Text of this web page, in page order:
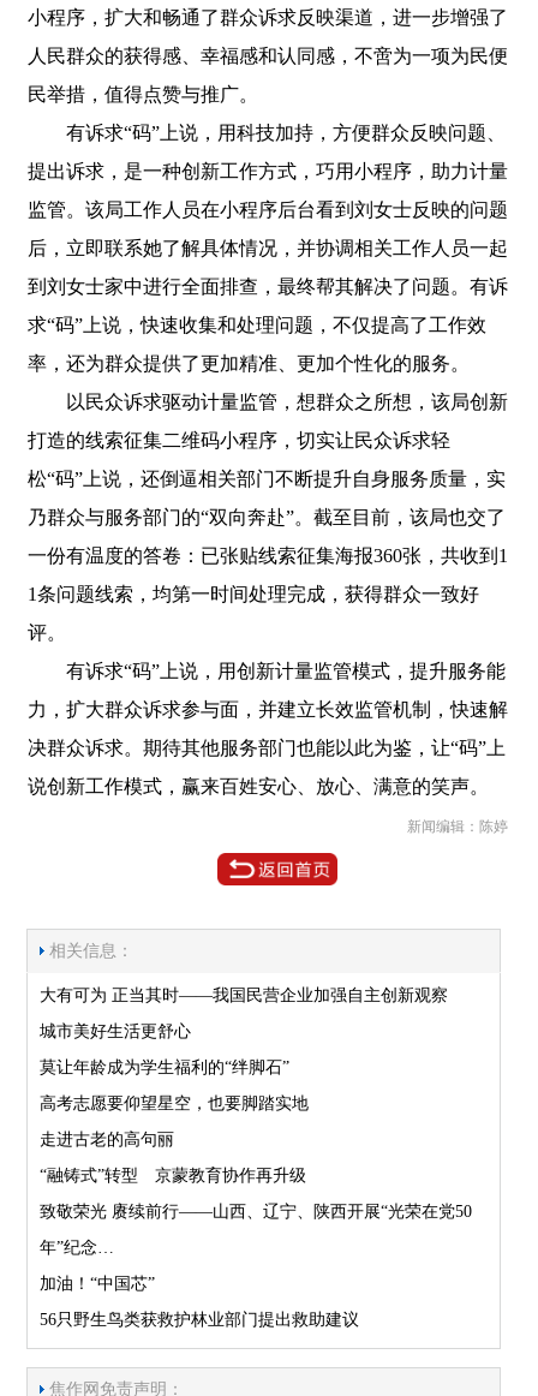
小程序，扩大和畅通了群众诉求反映渠道，进一步增强了
人民群众的获得感、幸福感和认同感，不啻为一项为民便
民举措，值得点赞与推广。
有诉求“码”上说，用科技加持，方便群众反映问题、
提出诉求，是一种创新工作方式，巧用小程序，助力计量
监管。该局工作人员在小程序后台看到刘女士反映的问题
后，立即联系她了解具体情况，并协调相关工作人员一起
到刘女士家中进行全面排查，最终帮其解决了问题。有诉
求“码”上说，快速收集和处理问题，不仅提高了工作效
率，还为群众提供了更加精准、更加个性化的服务。
以民众诉求驱动计量监管，想群众之所想，该局创新
打造的线索征集二维码小程序，切实让民众诉求轻
松“码”上说，还倒逼相关部门不断提升自身服务质量，实
乃群众与服务部门的“双向奔赴”。截至目前，该局也交了
一份有温度的答卷：已张贴线索征集海报360张，共收到1
1条问题线索，均第一时间处理完成，获得群众一致好
评。
有诉求“码”上说，用创新计量监管模式，提升服务能
力，扩大群众诉求参与面，并建立长效监管机制，快速解
决群众诉求。期待其他服务部门也能以此为鉴，让“码”上
说创新工作模式，赢来百姓安心、放心、满意的笑声。
新闻编辑：陈婷
相关信息：
大有可为 正当其时——我国民营企业加强自主创新观察
城市美好生活更舒心
莫让年龄成为学生福利的“绊脚石”
高考志愿要仰望星空，也要脚踏实地
走进古老的高句丽
“融铸式”转型 京蒙教育协作再升级
致敬荣光 赓续前行——山西、辽宁、陕西开展“光荣在党50
年”纪念…
加油！“中国芯”
56只野生鸟类获救护林业部门提出救助建议
焦作网免责声明：